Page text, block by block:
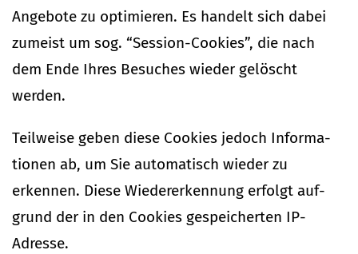
Angebote zu opti­mieren. Es handelt sich dabei
zumeist um sog. “Session-Cookies”, die nach
dem Ende Ihres Besuches wieder gelöscht
werden.
Teil­weise geben diese Cookies jedoch Infor­ma­
tionen ab, um Sie auto­ma­tisch wieder zu
erkennen. Diese Wie­der­erkennung erfolgt auf­
grund der in den Cookies gespei­cherten IP-
Adresse.